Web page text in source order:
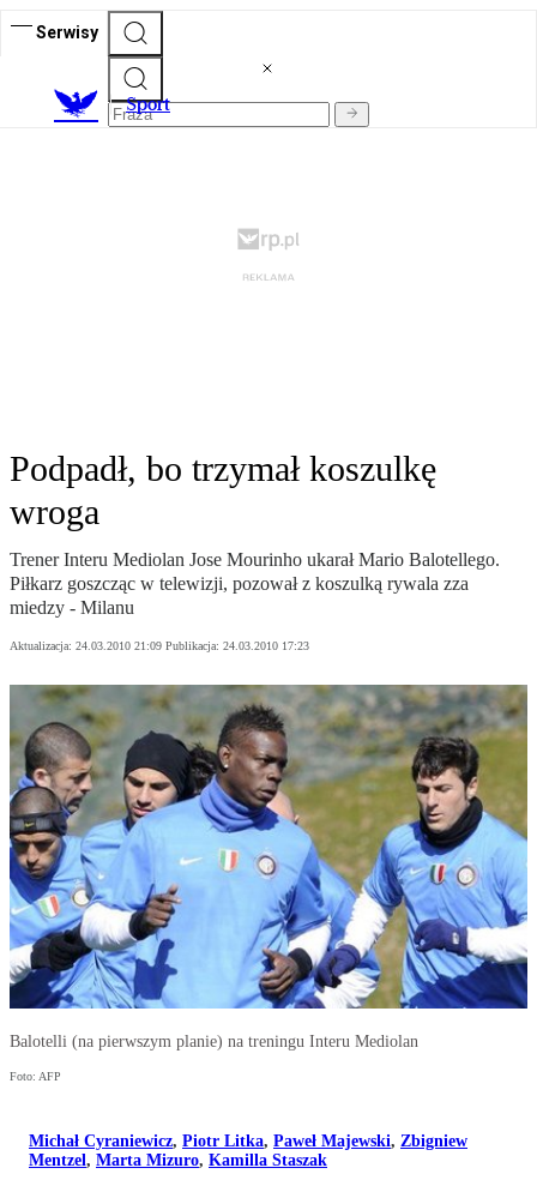
Serwisy
Sport
Podpadł, bo trzymał koszulkę
wroga
Trener Interu Mediolan Jose Mourinho ukarał Mario Balotellego.
Piłkarz goszcząc w telewizji, pozował z koszulką rywala zza
miedzy - Milanu
Aktualizacja: 24.03.2010 21:09 Publikacja: 24.03.2010 17:23
Balotelli (na pierwszym planie) na treningu Interu Mediolan
Foto: AFP
Michał Cyraniewicz, Piotr Litka, Paweł Majewski, Zbigniew
Mentzel, Marta Mizuro, Kamilla Staszak